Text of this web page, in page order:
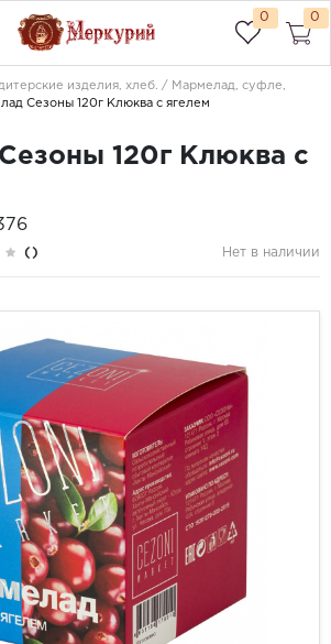
0 0
изделия, хлеб.
Мармелад, суфле,
Сезоны 120г Клюква с ягелем
120г Клюква с
() Нет в наличии